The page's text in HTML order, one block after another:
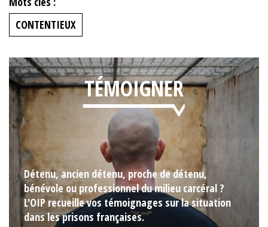
CONTENTIEUX
TÉMOIGNER
Détenu, ancien détenu, proche de détenu,
bénévole ou professionnel du milieu carcéral ?
L'OIP recueille vos témoignages sur la situation
dans les prisons françaises.